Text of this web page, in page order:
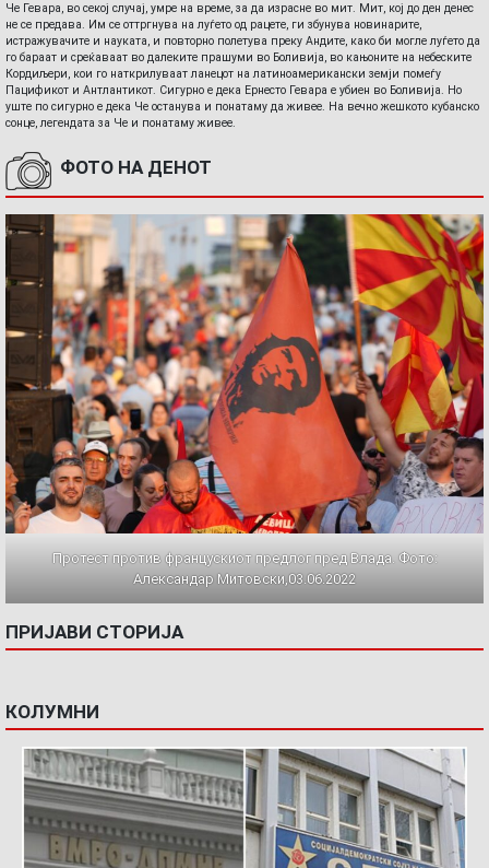
Че Гевара, во секој случај, умре на време, за да израсне во мит. Мит, кој до ден денес
не се предава. Им се оттргнува на луѓето од рацете, ги збунува новинарите,
истражувачите и науката, и повторно полетува преку Андите, како би могле луѓето да
го бараат и среќаваат во далеките прашуми во Боливија, во кањоните на небеските
Кордиљери, кои го наткрилуваат ланецот на латиноамерикански земји помеѓу
Пацификот и Антлантикот. Сигурно е дека Ернесто Гевара е убиен во Боливија. Но
уште по сигурно е дека Че останува и понатаму да живее. На вечно жешкото кубанско
сонце, легендата за Че и понатаму живее.
ФОТО НА ДЕНОТ
Протест против францускиот предлог пред Влада. Фото:
Александар Митовски,03.06.2022
ПРИЈАВИ СТОРИЈА
КОЛУМНИ